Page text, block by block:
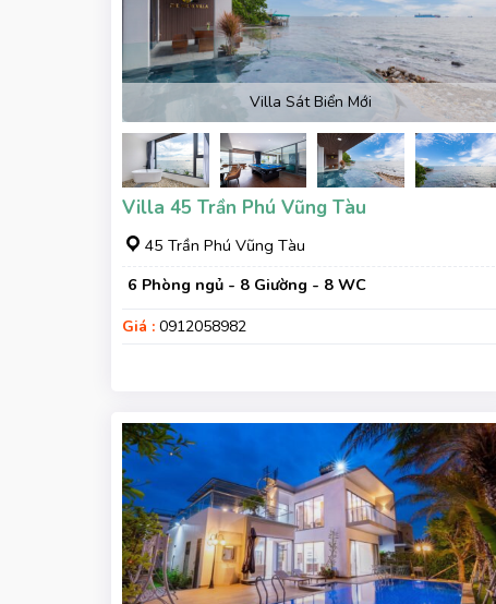
Villa Sát Biển Mới
Villa 45 Trần Phú Vũng Tàu
45 Trần Phú Vũng Tàu
6 Phòng ngủ - 8 Giường - 8 WC
Giá : 0912058982